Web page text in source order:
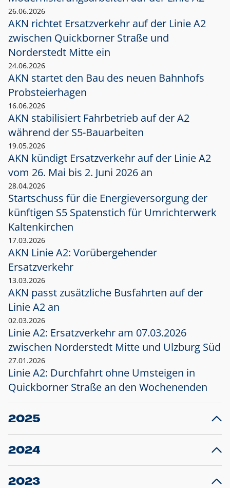
26.06.2026
AKN richtet Ersatzverkehr auf der Linie A2
zwischen Quickborner Straße und
Norderstedt Mitte ein
24.06.2026
AKN startet den Bau des neuen Bahnhofs
Probsteierhagen
16.06.2026
AKN stabilisiert Fahrbetrieb auf der A2
während der S5-Bauarbeiten
19.05.2026
AKN kündigt Ersatzverkehr auf der Linie A2
vom 26. Mai bis 2. Juni 2026 an
28.04.2026
Startschuss für die Energieversorgung der
künftigen S5 Spatenstich für Umrichterwerk
Kaltenkirchen
17.03.2026
AKN Linie A2: Vorübergehender
Ersatzverkehr
13.03.2026
AKN passt zusätzliche Busfahrten auf der
Linie A2 an
02.03.2026
Linie A2: Ersatzverkehr am 07.03.2026
zwischen Norderstedt Mitte und Ulzburg Süd
27.01.2026
Linie A2: Durchfahrt ohne Umsteigen in
Quickborner Straße an den Wochenenden
2025
23.12.2025
Projekt S5: Start der Bauarbeiten am
2024
10.12.2024
Großprojekt S5: Sperrung der Bahnstraße in
2023